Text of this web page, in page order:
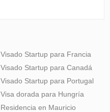
Visado Startup para Francia
Visado Startup para Canadá
Visado Startup para Portugal
Visa dorada para Hungría
Residencia en Mauricio